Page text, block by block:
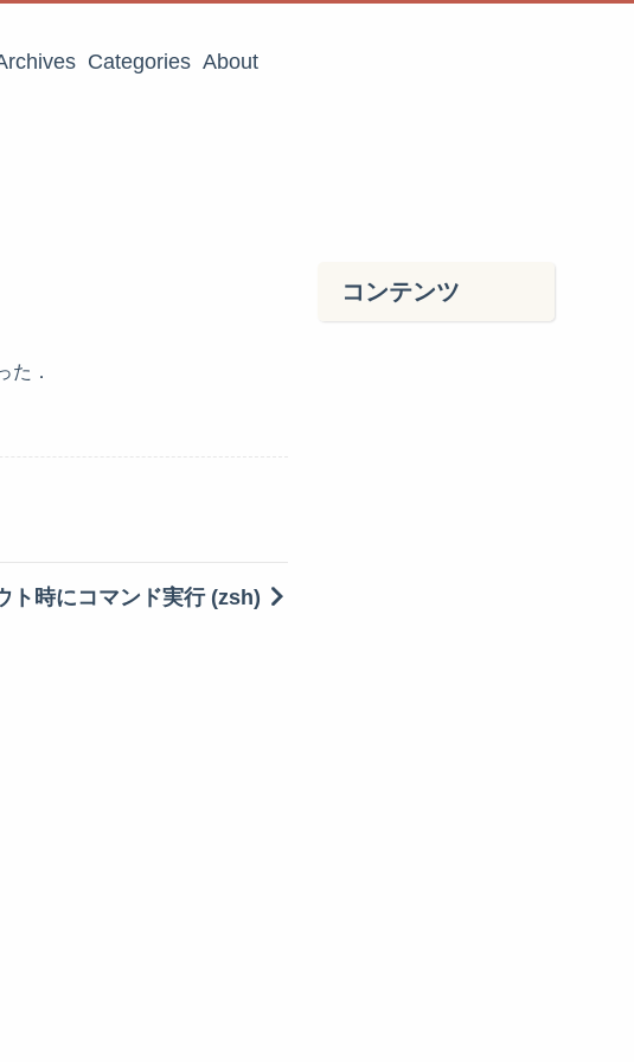
Categories About
コンテンツ
た．
ト時にコマンド実行 (zsh)